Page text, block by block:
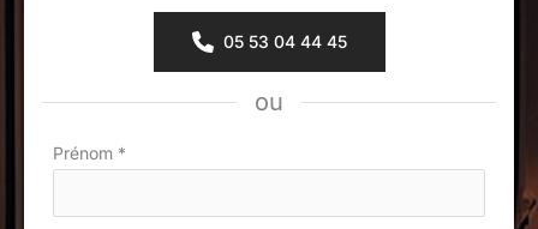
05 53 04 44 45
ou
Formulaire
avec
Prénom *